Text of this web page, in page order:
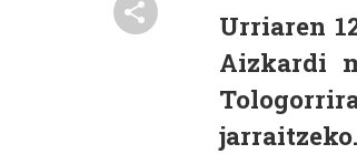
Urriaren
Aizkardi